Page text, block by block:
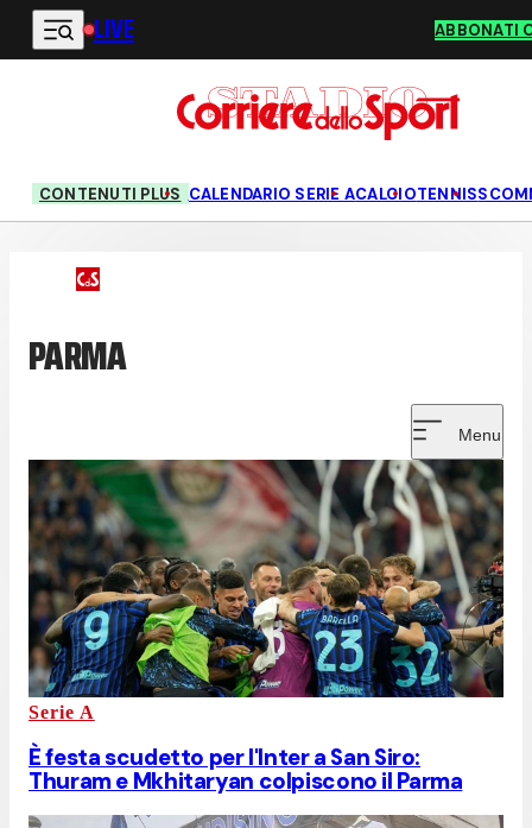
Vai al contenuto principale
LIVE ABBONATI
CONTENUTI PLUS CALENDARIO SERIE ACALCIOTENNIS
PARMA
Menu
Serie A
È festa scudetto per l'Inter a San Siro:
Thuram e Mkhitaryan colpiscono il Parma